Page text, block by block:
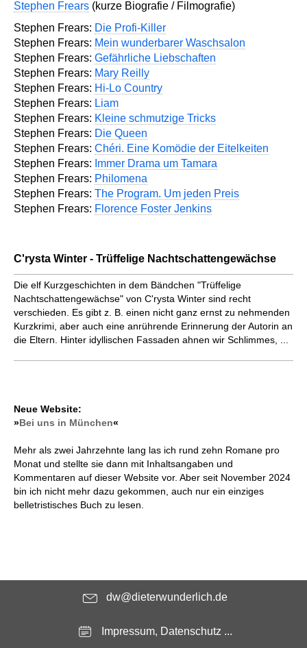
Stephen Frears (kurze Biografie / Filmografie)
Stephen Frears: Die Profi-Killer
Stephen Frears: Mein wunderbarer Waschsalon
Stephen Frears: Gefährliche Liebschaften
Stephen Frears: Mary Reilly
Stephen Frears: Hi-Lo Country
Stephen Frears: Liam
Stephen Frears: Kleine schmutzige Tricks
Stephen Frears: Die Queen
Stephen Frears: Chéri. Eine Komödie der Eitelkeiten
Stephen Frears: Immer Drama um Tamara
Stephen Frears: Philomena
Stephen Frears: The Program. Um jeden Preis
Stephen Frears: Florence Foster Jenkins
C'rysta Winter - Trüffelige Nachtschattengewächse
Die elf Kurzgeschichten in dem Bändchen "Trüffelige
Nachtschattengewächse" von C'rysta Winter sind recht
verschieden. Es gibt z. B. einen nicht ganz ernst zu nehmenden
Kurzkrimi, aber auch eine anrührende Erinnerung der Autorin an
die Eltern. Hinter idyllischen Fassaden ahnen wir Schlimmes, ...
Neue Website:
»Bei uns in München«
Mehr als zwei Jahrzehnte lang las ich rund zehn Romane pro
Monat und stellte sie dann mit Inhaltsangaben und
Kommentaren auf dieser Website vor. Aber seit November 2024
bin ich nicht mehr dazu gekommen, auch nur ein einziges
belletristisches Buch zu lesen.
dw@dieterwunderlich.de
Impressum, Datenschutz ...